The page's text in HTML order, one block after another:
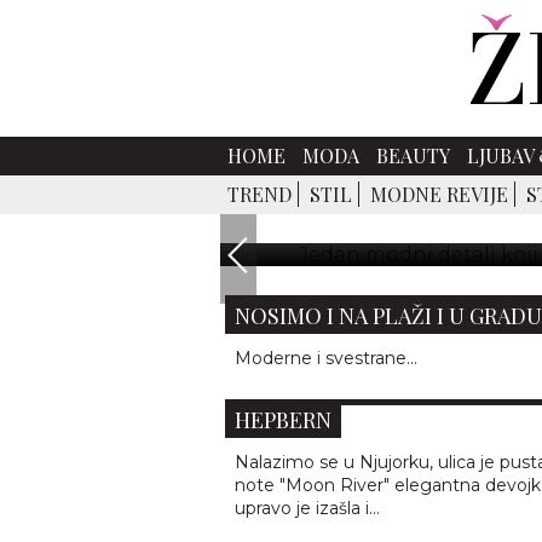
HOME MODA BEAUTY
TREND
STIL MODNE REVIJE
JEDAN MODNI DETALJ
Od bezvremenskog slamnatog
INSTAGRAM TREND: TORBE
NOSIMO I NA PLAŽI I U GRADU
Moderne i svestrane...
KULTNI MODELI SUNČANIH
HEPBERN
Nalazimo se u Njujorku, ulica je
note "Moon River" elegantna
upravo je izašla i...